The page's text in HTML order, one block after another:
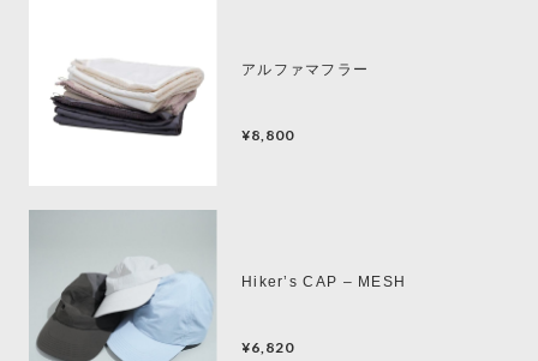
アルファマフラー
¥8,800
Hiker’s CAP – MESH
¥6,820